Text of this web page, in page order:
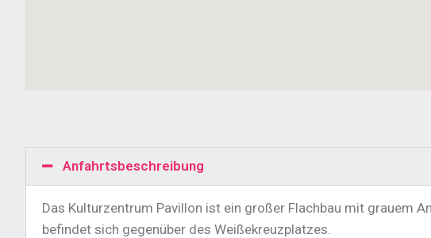
Anfahrtsbeschreibung
Das Kulturzentrum Pavillon ist ein großer Flachbau mit grauem
befindet sich gegenüber des Weißekreuzplatzes.